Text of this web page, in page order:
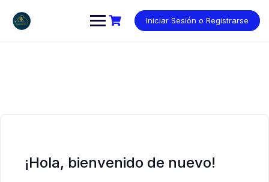
contenido
Iniciar Sesión o Registrarse
¡Hola, bienvenido de nuevo!